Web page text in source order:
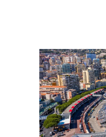
Mappa Del Sito
Contatti
Cookies